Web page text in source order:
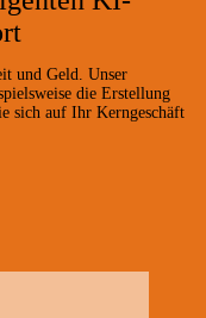
und Geld. Unser
die Erstellung
sich auf Ihr Kerngeschäft